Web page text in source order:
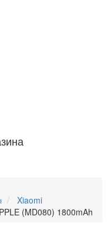
Xiaomi
(MD080) 1800mAh